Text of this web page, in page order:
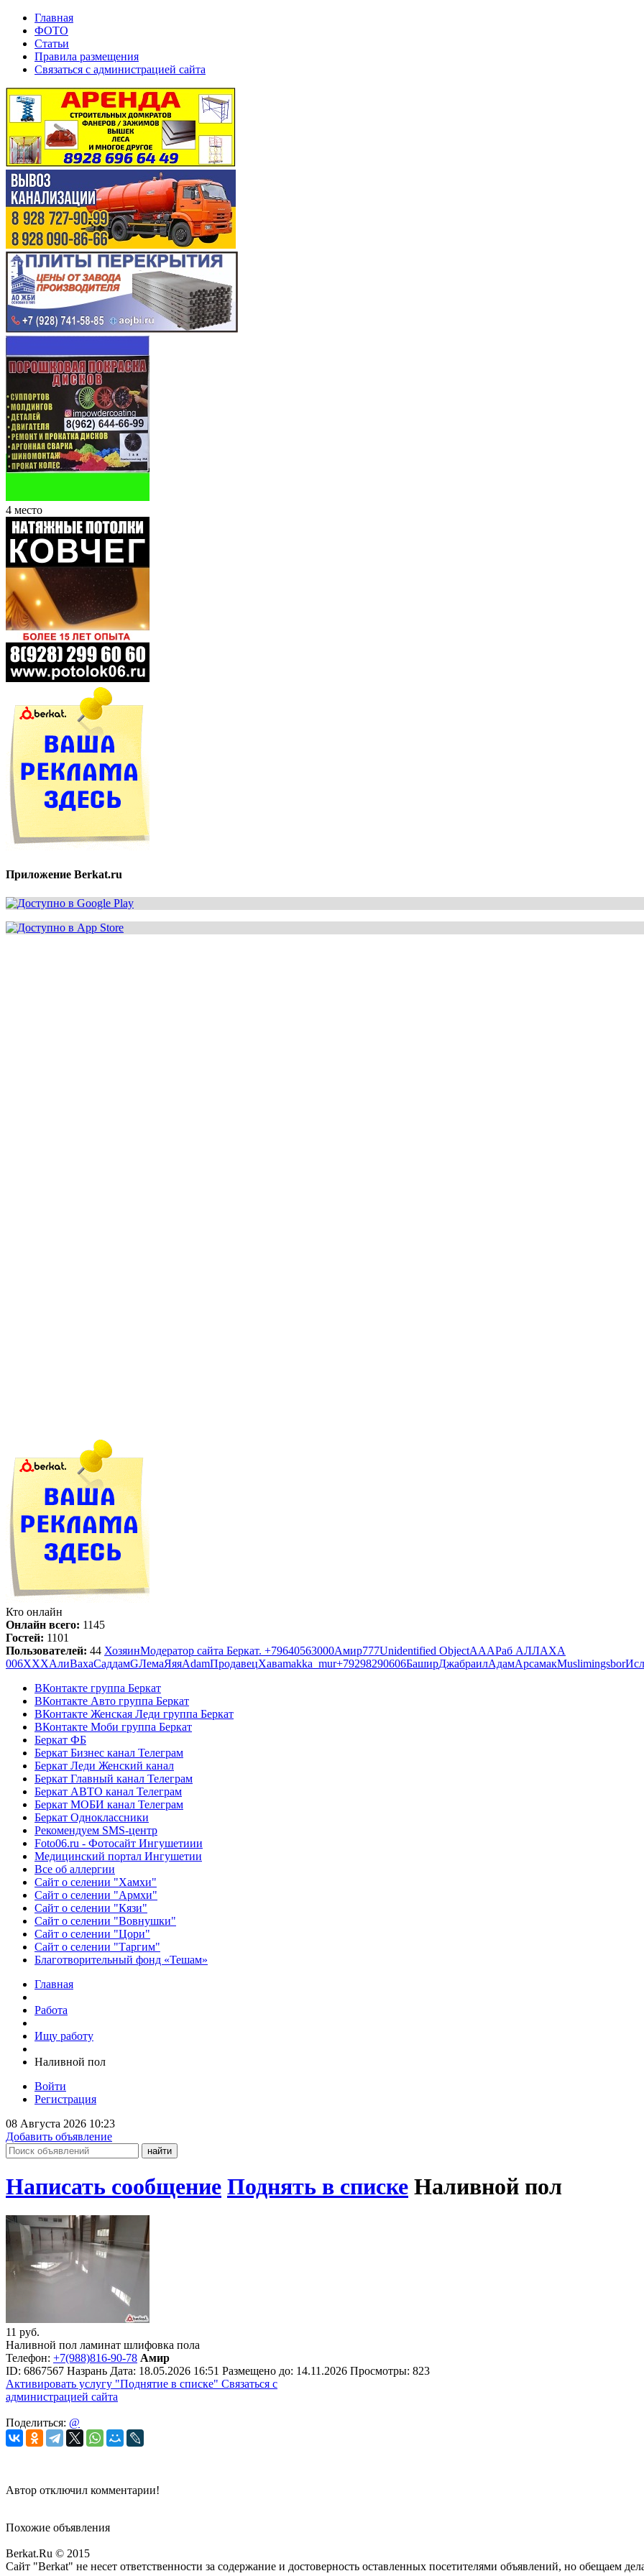
Главная
ФОТО
Статьи
Правила размещения
Связаться с администрацией сайта
4 место
Приложение Berkat.ru
Кто онлайн
Онлайн всего: 1145
Гостей: 1101
Пользователей: 44 ХозяинМодератор сайта Беркат. +79640563000Амир777Unidentified ObjectАААРаб АЛЛАХА
006ХХХАлиВахаСаддамGЛемаЯяяAdamПродавецХаваmakka_mur+79298290606БаширДжабраилАдамАрсамакMuslimingsbor
ВКонтакте группа Беркат
ВКонтакте Авто группа Беркат
ВКонтакте Женская Леди группа Беркат
ВКонтакте Моби группа Беркат
Беркат ФБ
Беркат Бизнес канал Телеграм
Беркат Леди Женский канал
Беркат Главный канал Телеграм
Беркат АВТО канал Телеграм
Беркат МОБИ канал Телеграм
Беркат Одноклассники
Рекомендуем SMS-центр
Foto06.ru - Фотосайт Ингушетиии
Медицинский портал Ингушетии
Все об аллергии
Сайт о селении "Хамхи"
Сайт о селении "Армхи"
Сайт о селении "Кязи"
Сайт о селении "Вовнушки"
Сайт о селении "Цори"
Сайт о селении "Таргим"
Благотворительный фонд «Тешам»
Главная
Работа
Ищу работу
Наливной пол
Войти
Регистрация
08 Августа 2026 10:23
Добавить объявление
Написать сообщение Поднять в списке Наливной пол
11 руб.
Наливной пол ламинат шлифовка пола
Телефон: +7(988)816-90-78 Амир
ID: 6867567 Назрань Дата: 18.05.2026 16:51 Размещено до: 14.11.2026 Просмотры: 823
Активировать услугу "Поднятие в списке" Связаться с
администрацией сайта
Поделиться: @
Автор отключил комментарии!
Похожие объявления
Berkat.Ru © 2015
Сайт "Berkat" не несет ответственности за содержание и достоверность оставленных посетителями объявлений, но обещаем